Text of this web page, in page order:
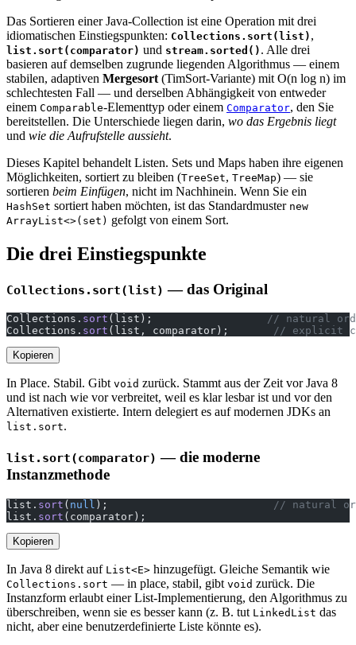
Das Sortieren einer Java-Collection ist eine Operation mit drei
idiomatischen Einstiegspunkten: Collections.sort(list) ,
list.sort(comparator) und stream.sorted() . Alle drei
basieren auf demselben zugrunde liegenden Algorithmus — einem
stabilen, adaptiven Mergesort (TimSort-Variante) mit O(n log n) im
schlechtesten Fall — und derselben Abhängigkeit von entweder
einem Comparable-Elementtyp oder einem Comparator, den Sie
bereitstellen. Die Unterschiede liegen darin, wo das Ergebnis liegt
und wie die Aufrufstelle aussieht.
Dieses Kapitel behandelt Listen. Sets und Maps haben ihre eigenen
Möglichkeiten, sortiert zu bleiben (TreeSet, TreeMap) — sie
sortieren beim Einfügen, nicht im Nachhinein. Wenn Sie ein
HashSet sortiert haben möchten, ist das Standardmuster new
ArrayList<>(set) gefolgt von einem Sort.
Die drei Einstiegspunkte
Collections.sort(list) — das Original
Collections. sort (list);
// natural
Collections. sort (list, comparator); // explicit
Kopieren
In Place. Stabil. Gibt void zurück. Stammt aus der Zeit vor Java 8
und ist nach wie vor verbreitet, weil es klar lesbar ist und vor den
Alternativen existierte. Intern delegiert es auf modernen JDKs an
list.sort.
list.sort(comparator) — die moderne
Instanzmethode
list. sort ( null );
// natural
list. sort (comparator);
Kopieren
In Java 8 direkt auf List<E> hinzugefügt. Gleiche Semantik wie
Collections.sort — in place, stabil, gibt void zurück. Die
Instanzform erlaubt einer List-Implementierung, den Algorithmus zu
überschreiben, wenn sie es besser kann (z. B. tut LinkedList das
nicht, aber eine benutzerdefinierte Liste könnte es).